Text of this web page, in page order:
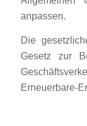
anpassen.
Die
Gesetz zur
Erneuerbare-